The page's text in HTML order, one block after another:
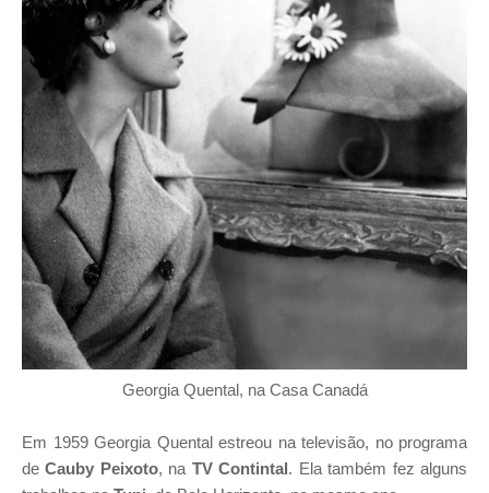
Georgia Quental, na Casa Canadá
Em 1959 Georgia Quental estreou na televisão, no programa
deCauby Peixoto, na TV Contintal. Ela também fez alguns